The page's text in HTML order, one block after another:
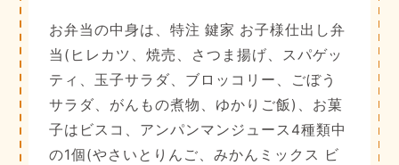
お弁当の中身は、特注 鍵家 お子様仕出し弁
当(ヒレカツ、焼売、さつま揚げ、スパゲッ
ティ、玉子サラダ、ブロッコリー、ごぼう
サラダ、がんもの煮物、ゆかりご飯)、お菓
子はビスコ、アンパンマンジュース4種類中
の1個(やさいとりんご、みかんミックス ビ